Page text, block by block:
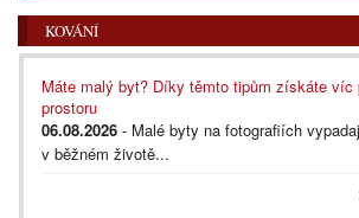
KOVÁNÍ
Máte malý byt? Díky těmto tipům získáte víc
prostoru
06.08.2026 - Malé byty na fotografiích
v běžném životě...